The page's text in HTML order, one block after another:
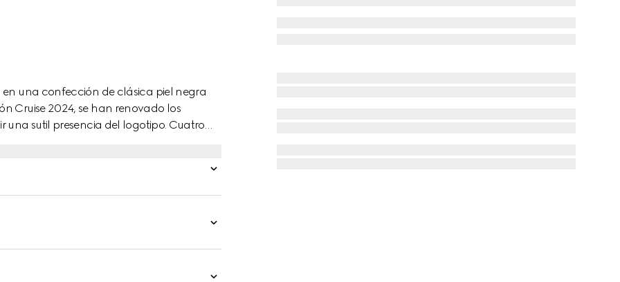
una confección de clásica piel negra
Cruise 2024, se han renovado los
sutil presencia del logotipo. Cuatro